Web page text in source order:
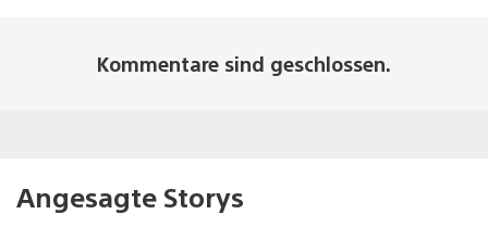
Kommentare sind geschlossen.
Angesagte Storys